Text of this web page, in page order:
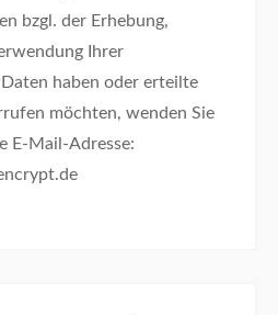
bzgl. der Erhebung,
Ihrer
haben oder erteilte
möchten, wenden Sie
E-Mail-Adresse: